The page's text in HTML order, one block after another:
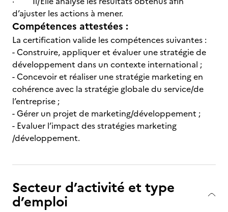
d’ajuster les actions à mener.
Compétences attestées :
La certification valide les compétences suivantes :
- Construire, appliquer et évaluer une stratégie de
développement dans un contexte international ;
- Concevoir et réaliser une stratégie marketing en
cohérence avec la stratégie globale du service/de
l’entreprise ;
- Gérer un projet de marketing/développement ;
- Evaluer l’impact des stratégies marketing
/développement.
Secteur d’activité et type
d’emploi